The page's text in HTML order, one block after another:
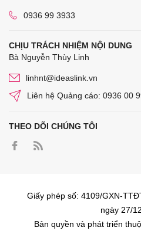
0936 99 3933
CHỊU TRÁCH NHIỆM NỘI DUNG
Bà Nguyễn Thùy Linh
linhnt@ideaslink.vn
Liên hệ Quảng cáo: 0936 00
THEO DÕI CHÚNG TÔI
Giấy phép số: 4109/GXN-
ngày 27/
Bản quyền và phát triển